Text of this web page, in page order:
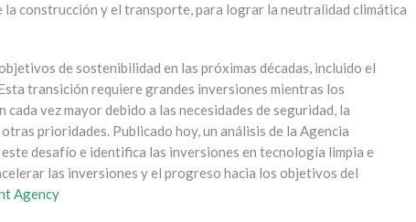
la construcción y el transporte, para lograr la neutralidad climática
de sostenibilidad en las próximas décadas, incluido el
transición requiere grandes inversiones mientras los
vez mayor debido a las necesidades de seguridad, la
prioridades. Publicado hoy, un análisis de la Agencia
desafío e identifica las inversiones en tecnología limpia e
las inversiones y el progreso hacia los objetivos del
Agency